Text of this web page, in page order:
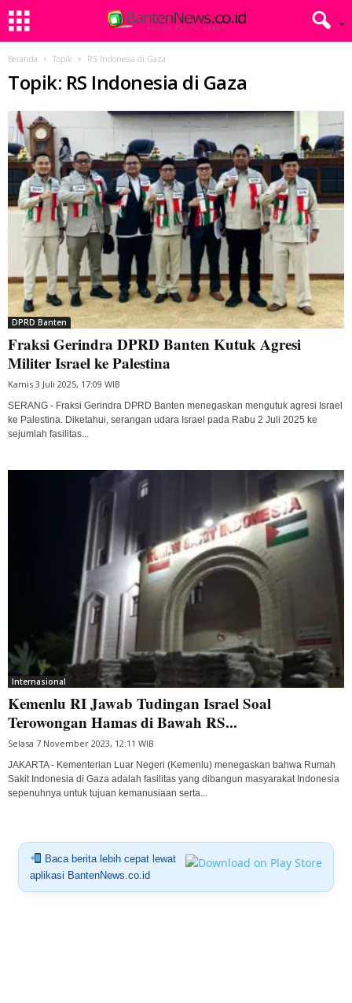
Beranda Topik RS Indonesia di Gaza
Topik: RS Indonesia di Gaza
DPRD Banten
Fraksi Gerindra DPRD Banten Kutuk Agresi
Militer Israel ke Palestina
Kamis 3 Juli 2025, 17:09 WIB
SERANG - Fraksi Gerindra DPRD Banten menegaskan mengutuk agresi Israel
ke Palestina. Diketahui, serangan udara Israel pada Rabu 2 Juli 2025 ke
sejumlah fasilitas...
Internasional
Kemenlu RI Jawab Tudingan Israel Soal
Terowongan Hamas di Bawah RS...
Selasa 7 November 2023, 12:11 WIB
JAKARTA - Kementerian Luar Negeri (Kemenlu) menegaskan bahwa Rumah
Sakit Indonesia di Gaza adalah fasilitas yang dibangun masyarakat Indonesia
sepenuhnya untuk tujuan kemanusiaan serta...
Baca berita lebih cepat lewat
aplikasi BantenNews.co.id